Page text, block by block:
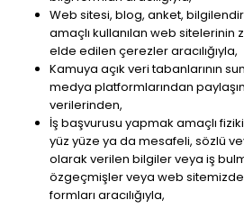
Web sitesi, blog, anket,
amaçlı kullanılan web sitelerinin
elde edilen çerezler aracılığıyla,
Kamuya açık veri tabanlarının
medya platformlarından
verilerinden,
İş başvurusu yapmak amaçlı
yüz yüze ya da mesafeli, sözlü
olarak verilen bilgiler veya iş
özgeçmişler veya web
formları aracılığıyla,